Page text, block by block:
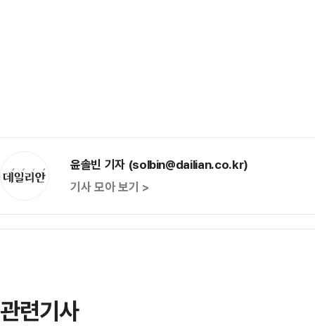
윤솔빈 기자 (solbin@dailian.co.kr)
기사 모아 보기 >
관련기사